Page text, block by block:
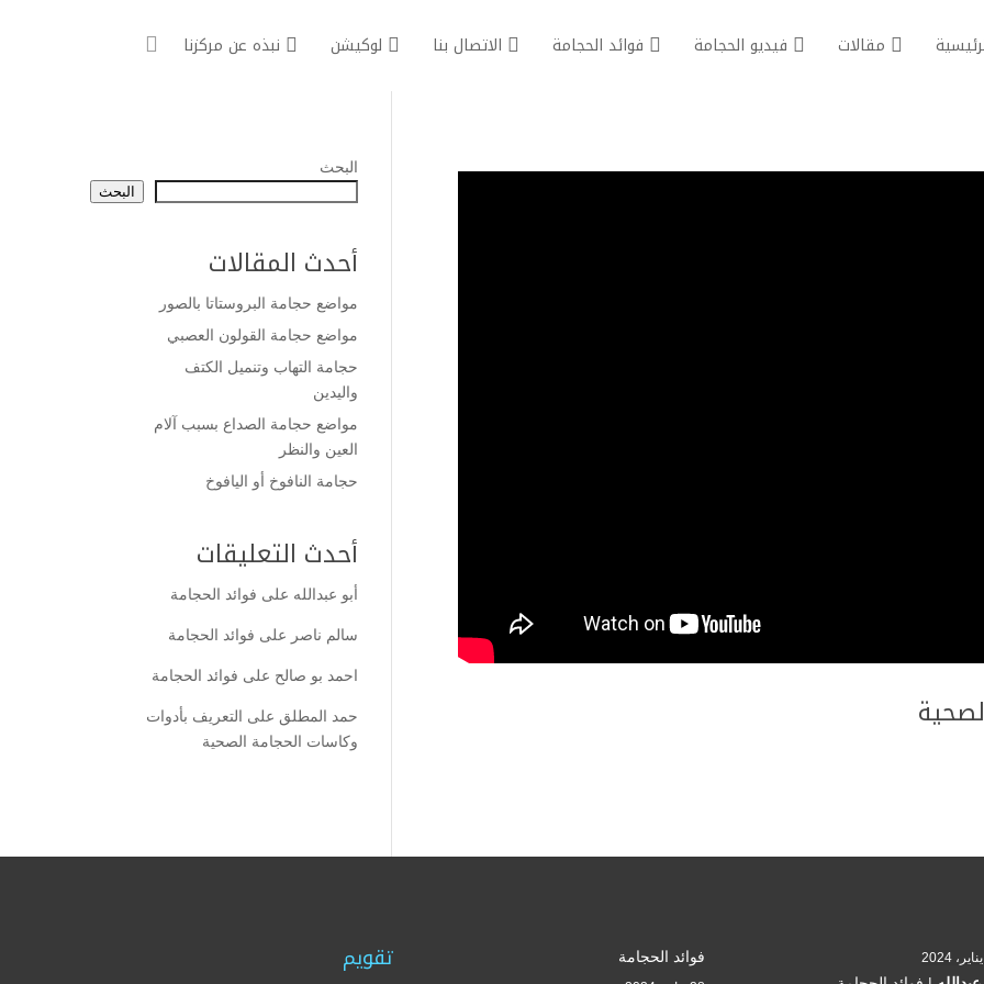
مقالات فيديو الحجامة فوائد الحجامة الاتصال بنا لوكيشن نبذه عن مركزنا
البحث
البحث
أحدث المقالات
مواضع حجامة البروستاتا بالصور
مواضع حجامة القولون العصبي
حجامة التهاب وتنميل الكتف
واليدين
مواضع حجامة الصداع بسبب آلام
العين والنظر
حجامة النافوخ أو اليافوخ
أحدث التعليقات
أبو عبدالله على فوائد الحجامة
سالم ناصر على فوائد الحجامة
احمد بو صالح على فوائد الحجامة
حمد المطلق على التعريف بأدوات
وكاسات الحجامة الصحية
فوائد الحجامة تقويم